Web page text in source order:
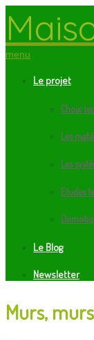
menu
Le projet
Choix
Les
Les
Etudes
Le Blog
Newsletter
Murs, murs